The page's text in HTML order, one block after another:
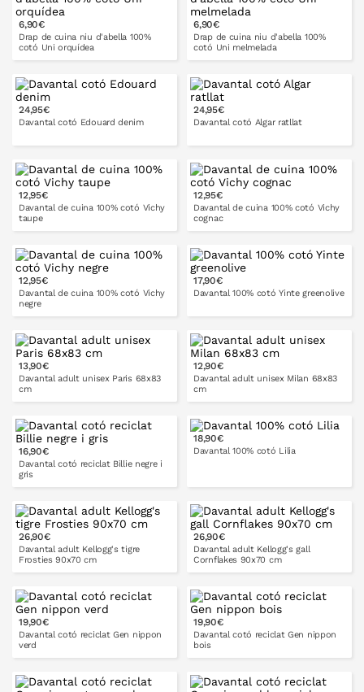
A LA CISTELLA
A LA CISTELLA
6,90€
Drap de cuina niu d'abella 100%
cotó Uni orquídea
A LA CISTELLA
6,90€
Drap de cuina niu d'abella 100%
cotó Uni melmelada
A LA CISTELLA
24,95€
Davantal cotó Edouard denim
A LA CISTELLA
24,95€
Davantal cotó Algar ratllat
A LA CISTELLA
12,95€
Davantal de cuina 100% cotó Vichy
taupe
A LA CISTELLA
12,95€
Davantal de cuina 100% cotó Vichy
cognac
A LA CISTELLA
12,95€
Davantal de cuina 100% cotó Vichy
negre
A LA CISTELLA
17,90€
Davantal 100% cotó Yinte greenolive
A LA CISTELLA
13,90€
Davantal adult unisex Paris 68x83
cm
A LA CISTELLA
12,90€
Davantal adult unisex Milan 68x83
cm
16,90€
Davantal cotó reciclat Billie negre i
gris
A LA CISTELLA
18,90€
Davantal 100% cotó Lilia
A LA CISTELLA
26,90€
Davantal adult Kellogg's tigre
Frosties 90x70 cm
A LA CISTELLA
26,90€
Davantal adult Kellogg's gall
Cornflakes 90x70 cm
A LA CISTELLA
19,90€
Davantal cotó reciclat Gen nippon
verd
19,90€
Davantal cotó reciclat Gen nippon
bois